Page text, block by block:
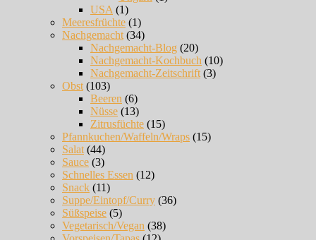
USA (1)
Meeresfrüchte (1)
Nachgemacht (34)
Nachgemacht-Blog (20)
Nachgemacht-Kochbuch (10)
Nachgemacht-Zeitschrift (3)
Obst (103)
Beeren (6)
Nüsse (13)
Zitrusfüchte (15)
Pfannkuchen/Waffeln/Wraps (15)
Salat (44)
Sauce (3)
Schnelles Essen (12)
Snack (11)
Suppe/Eintopf/Curry (36)
Süßspeise (5)
Vegetarisch/Vegan (38)